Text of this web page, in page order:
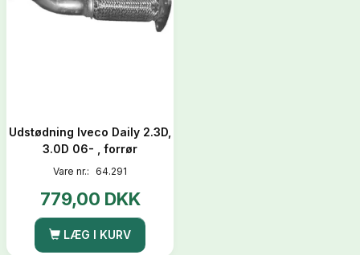
Udstødning Iveco Daily 2.3D,
3.0D 06- , forrør
Vare nr.: 64.291
779,00 DKK
LÆG I KURV